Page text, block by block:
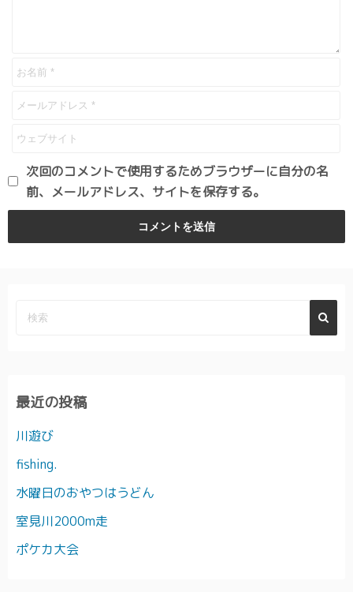
次回のコメントで使用するためブラウザーに自分の名
前、メールアドレス、サイトを保存する。
最近の投稿
川遊び
fishing.
水曜日のおやつはうどん
室見川2000m走
ポケカ大会